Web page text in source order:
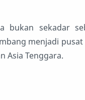
bukan sekadar
menjadi
Asia Tenggara.